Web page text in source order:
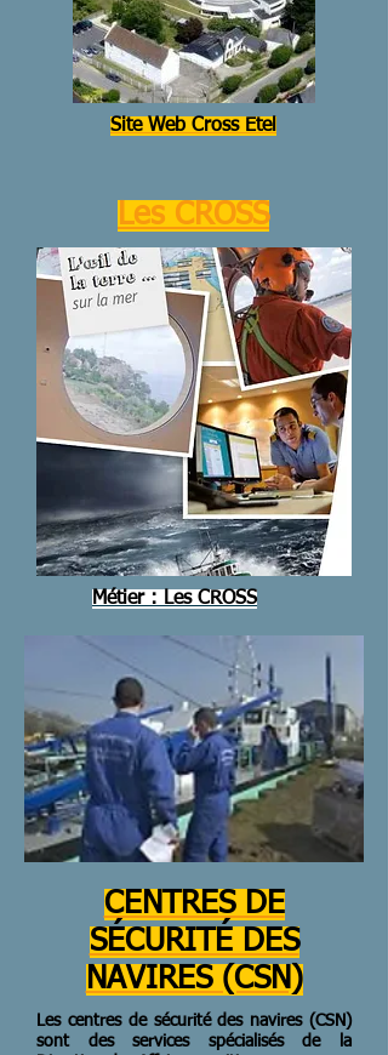
Site Web Cross Etel
Les CROSS
Métier : Les CROSS
CENTRES DE
SÉCURITÉ DES
NAVIRES (CSN)
Les centres de sécurité des navires (CSN)
sont des services spécialisés de la